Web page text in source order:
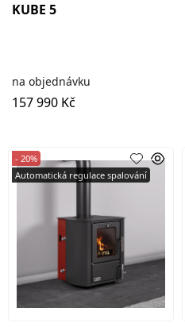
KUBE 5
na objednávku
157 990 Kč
- 20%
Automatická regulace spalování